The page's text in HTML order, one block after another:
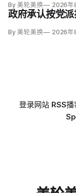
By 美轮美换 2026年
政府承认按党
By 美轮美换 2026年
登录网站 RSS播